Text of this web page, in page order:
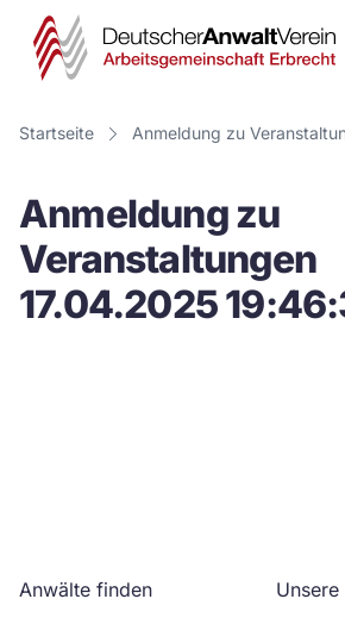
Startseite
Anmeldung zu
Veranstaltungen
17.04.2025
Anwälte finden